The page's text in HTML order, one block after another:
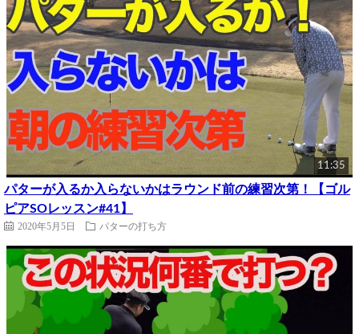
11:35
パターが入るか入らないかはラウンド前の練習次第！【ゴル
ピアSOレッスン#41】
2020年5月5日 パターの打ち方